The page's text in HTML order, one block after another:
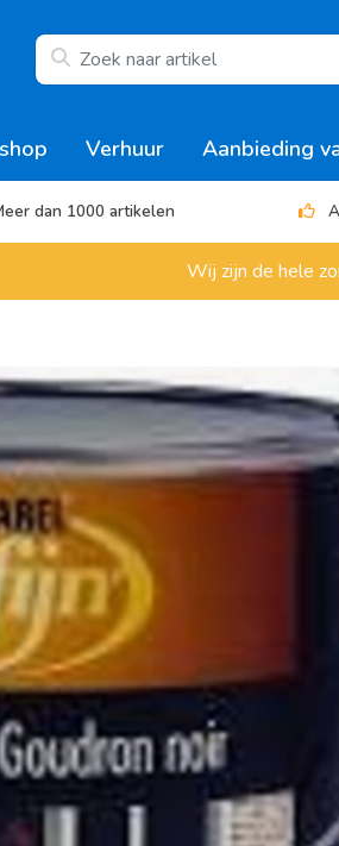
Verhuur Aanbieding
dan 1000 artikelen
Wij zijn de hele